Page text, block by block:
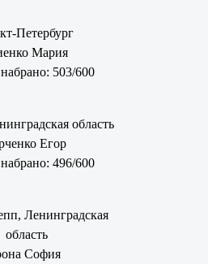
Петербург
Мария
503/600
область
Егор
496/600
Ленинградская
область
София